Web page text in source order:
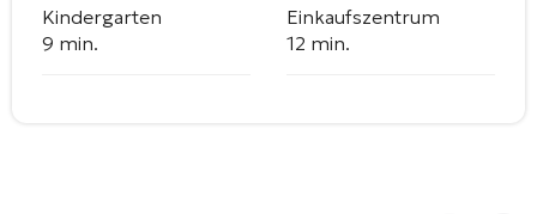
Kindergarten
9 min.
Einkaufszentrum
12 min.